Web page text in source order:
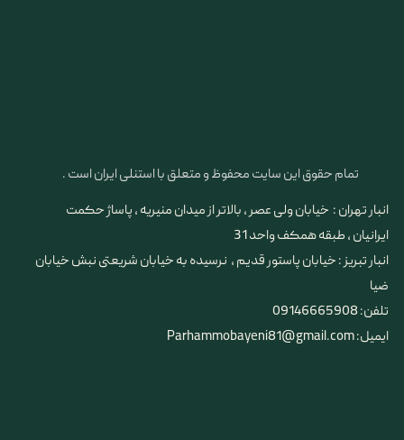
تمام حقوق این سایت محفوظ و متعلق با استنلی ایران است .
انبار تهران : خیابان ولی عصر ، بالاتر از میدان منیریه ، پاساژ حکمت
ایرانیان ، طبقه همکف واحد 31
​​​​​​​انبار تبریز : خیابان پاستور قدیم ، نرسیده به خیابان شریعتی نبش خیابان
ضیا
تلفن: 09146665908
ایمیل: Parhammobayeni81@gmail.com